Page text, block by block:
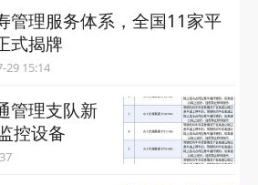
管理服务体系，全国11家平
式揭牌
2026-07-29 15:14
管理支队新
控设备